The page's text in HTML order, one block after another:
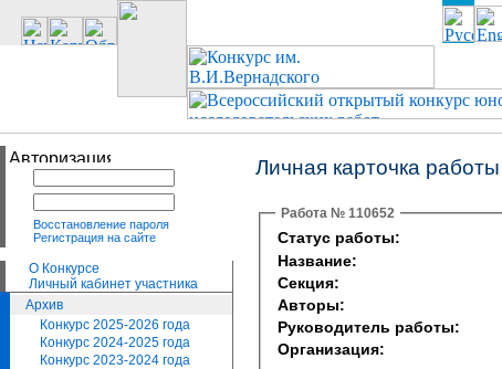
Восстановление пароля
Регистрация на сайте
О Конкурсе
Личный кабинет участника
Архив
Конкурс 2025-2026 года
Конкурс 2024-2025 года
Конкурс 2023-2024 года
Личная карточка работы
Работа № 110652
Статус работы:
Название:
Секция:
Авторы:
Руководитель работы:
Организация: